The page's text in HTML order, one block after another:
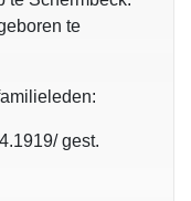
te
gest.